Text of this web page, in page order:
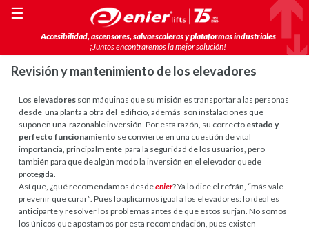
Accesibilidad, ascensores, salvaescaleras y plataformas industriales
¡Juntos encontraremos la mejor solución!
☰
Revisión y mantenimiento de los elevadores
Los elevadores son máquinas que su misión es transportar a las personas
desde una planta a otra del edificio, además son instalaciones que
suponen una razonable inversión. Por esta razón, su correcto estado y
perfecto funcionamiento se convierte en una cuestión de vital
importancia, principalmente para la seguridad de los usuarios, pero
también para que de algún modo la inversión en el elevador quede
protegida.
Así que, ¿qué recomendamos desdeenier? Ya lo dice el refrán, “más vale
prevenir que curar”. Pues lo aplicamos igual a los elevadores: lo ideal es
anticiparte y resolver los problemas antes de que estos surjan. No somos
los únicos que apostamos por esta recomendación, pues existen